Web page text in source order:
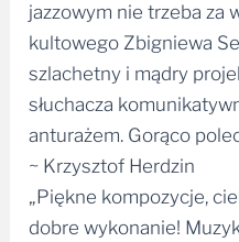
jazzowym nie trzeba za
kultowego Zbigniewa
szlachetny i mądry
słuchacza
anturażem. Gorąco
~ Krzysztof Herdzin
„Piękne kompozycje,
dobre wykonanie!